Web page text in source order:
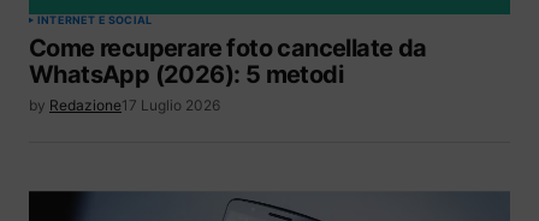
INTERNET E SOCIAL
Come recuperare foto cancellate da
WhatsApp (2026): 5 metodi
by Redazione17 Luglio 2026